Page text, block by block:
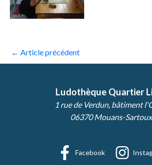
← Article précédent
Ludothèque Quartier
1 rue de Verdun, bâtiment
06370 Mouans-Sartoux
Facebook